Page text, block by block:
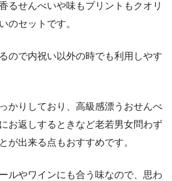
るせんべいや味もプリントもクオリ
のセットです。
ので内祝い以外の時でも利用しやす
かりしており、高級感漂うおせんべ
お返しするときなど老若男女問わず
が出来る点もおすすめです。
ルやワインにも合う味なので、思わ